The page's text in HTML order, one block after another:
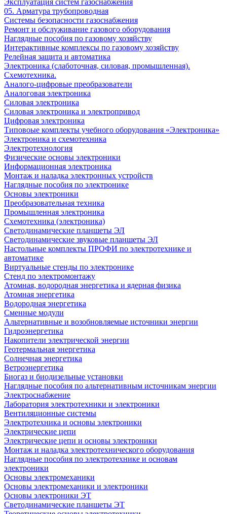
Эксплуатация систем газоснабжения
05. Арматура трубопроводная
Системы безопасности газоснабжения
Ремонт и обслуживание газового оборудования
Наглядные пособия по газовому хозяйству
Интерактивные комплексы по газовому хозяйству
Релейная защита и автоматика
Электроника (слаботочная, силовая, промышленная).
Схемотехника.
Аналого-цифровые преобразователи
Аналоговая электроника
Cиловая электроника
Cиловая электроника и электропривод
Цифровая электроника
Типовоые комплекты учебного оборудования «Электроника»
Электроника и схемотехника
Электротехнология
Физические основы электроники
Информационная электроника
Монтаж и наладка электронных устройств
Наглядные пособия по электронике
Основы электроники
Преобразовательная техника
Промышленная электроника
Схемотехника (электроника)
Светодинамические планшеты ЭЛ
Светодинамические звуковые планшеты ЭЛ
Настольные комплекты ПРОФИ по электротехнике и
автоматике
Виртуальные стенды по электронике
Стенд по электромонтажу
Атомная, водородная энергетика и ядерная физика
Атомная энергетика
Водородная энергетика
Сменные модули
Альтернативные и возобновляемые источники энергии
Гидроэнергетика
Накопители электрической энергии
Геотермальная энергетика
Солнечная энергетика
Ветроэнергетика
Биогаз и биодизельные установки
Наглядные пособия по альтернативным источникам энергии
Электроснабжение
Лаборатория электротехники и электроники
Вентиляционные системы
Электротехника и основы электроники
Электрические цепи
Электрические цепи и основы электроники
Монтаж и наладка электротехнического оборудования
Наглядные пособия по электротехнике и основам
электроники
Основы электромеханики
Основы электромеханики и электроники
Основы электроники ЭТ
Светодинамические планшеты ЭТ